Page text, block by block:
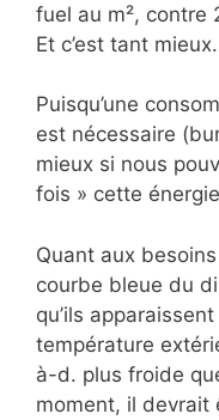
fuel au m², contre
Et c’est tant mieux.
Puisqu’une
est nécessaire
mieux si nous
fois » cette
Quant aux
courbe bleue du
qu’ils
température
à-d. plus froide
moment, il devrait